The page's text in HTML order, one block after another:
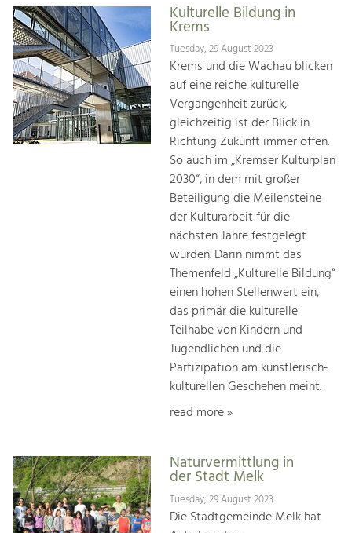
Kulturelle Bildung in
Krems
Tuesday, 29 August 2023
Krems und die Wachau blicken
auf eine reiche kulturelle
Vergangenheit zurück,
gleichzeitig ist der Blick in
Richtung Zukunft immer offen.
So auch im „Kremser Kulturplan
2030“, in dem mit großer
Beteiligung die Meilensteine
der Kulturarbeit für die
nächsten Jahre festgelegt
wurden. Darin nimmt das
Themenfeld „Kulturelle Bildung“
einen hohen Stellenwert ein,
das primär die kulturelle
Teilhabe von Kindern und
Jugendlichen und die
Partizipation am künstlerisch-
kulturellen Geschehen meint.
read more »
Naturvermittlung in
der Stadt Melk
Tuesday, 29 August 2023
Die Stadtgemeinde Melk hat